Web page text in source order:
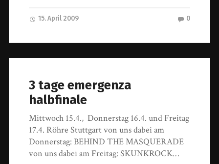
15. April 2009 0
3 tage emergenza
halbfinale
Mittwoch 15.4., Donnerstag 16.4. und Freitag
17.4. Röhre Stuttgart von uns dabei am
Donnerstag: BEHIND THE MASQUERADE
von uns dabei am Freitag: SKUNKROCK…